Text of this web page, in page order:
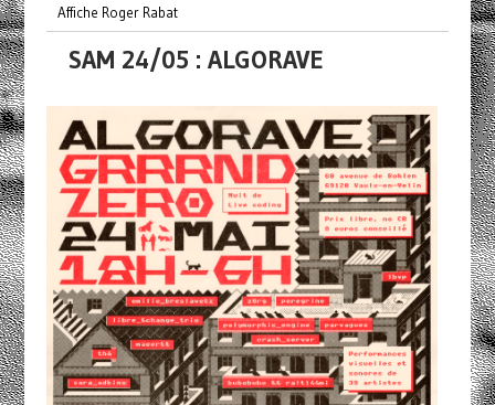
Affiche Roger Rabat
SAM 24/05 : ALGORAVE